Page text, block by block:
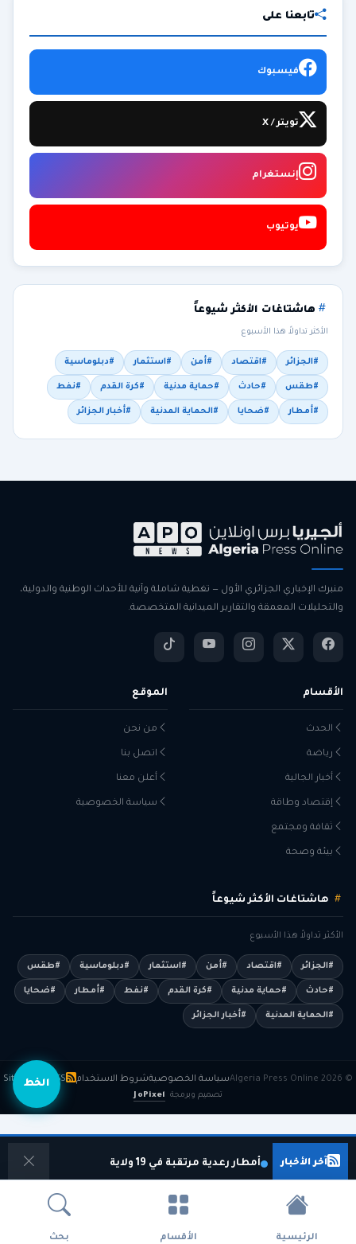
آخر الأخبار أمطار رعدية مرتقبة في 19 ولاية
الخط
تابعنا على
فيسبوك
تويتر / X
إنستغرام
يوتيوب
هاشتاغات الأكثر شيوعاً
الأكثر تداولاً هذا الأسبوع
#الجزائر #اقتصاد #أمن #استثمار #دبلوماسية
#طقس #حادث #حماية مدنية #كرة القدم #نفط
#أمطار #ضحايا #الحماية المدنية #أخبار الجزائر
منبرك الإخباري الجزائري الأول — تغطية شاملة وآنية للأحداث الوطنية والدولية،
والتحليلات المعمقة والتقارير الميدانية المتخصصة.
الأقسام
الحدث
رياضة
أخبار الجالية
إقتصاد وطاقة
ثقافة ومجتمع
بيئة وصحة
الموقع
من نحن
اتصل بنا
أعلن معنا
سياسة الخصوصية
هاشتاغات الأكثر شيوعاً
الأكثر تداولاً هذا الأسبوع
#الجزائر #اقتصاد #أمن #استثمار #دبلوماسية #طقس
#حادث #حماية مدنية #كرة القدم #نفط #أمطار #ضحايا
#الحماية المدنية #أخبار الجزائر
© 2026 Algeria Press Online سياسة الخصوصيةشروط الاستخدام RSS
Sitemap
تصميم وبرمجة JoPixel
الرئيسية الأقسام بحث